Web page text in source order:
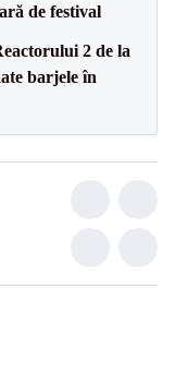
de festival
2 de la
barjele în